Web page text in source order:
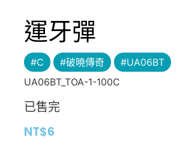
運牙彈
#C #破曉傳奇
#UA06BT
UA06BT_TOA-1-100C
已售完
NT$6